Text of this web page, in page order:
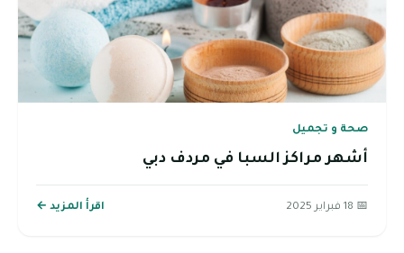
صحة و تجميل
أشهر مراكز السبا في مردف دبي
📅 18 فبراير 2025 اقرأ المزيد ←